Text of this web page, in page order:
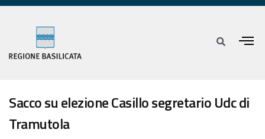
Sacco su elezione Casillo segretario Udc di
Tramutola